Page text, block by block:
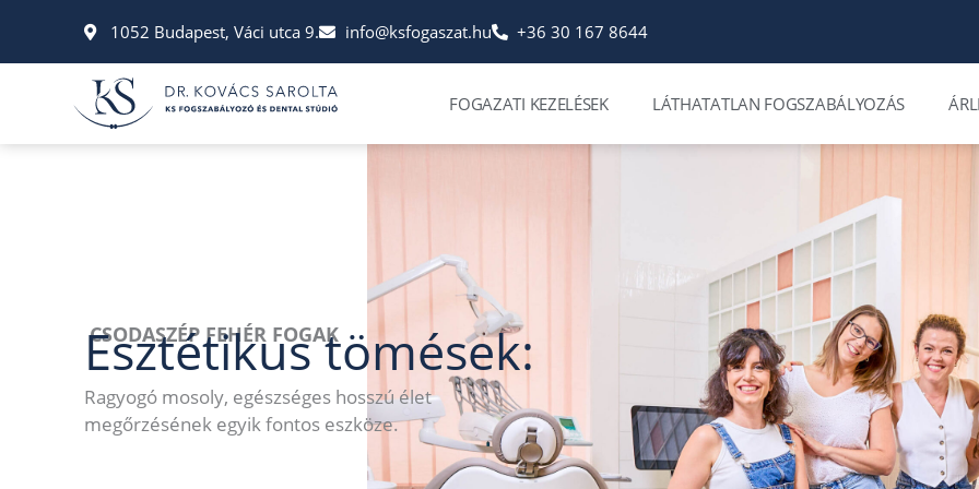
tartalomra
1052 Budapest, Váci utca 9. info@ksfogaszat.hu +36 30 167 8644
FOGAZATI KEZELÉSEK LÁTHATATLAN FOGSZABÁLYOZÁS
CSODASZÉP FEHÉR FOGAK
Esztétikus tömések:
Ragyogó mosoly, egészséges hosszú élet
megőrzésének egyik fontos eszköze.